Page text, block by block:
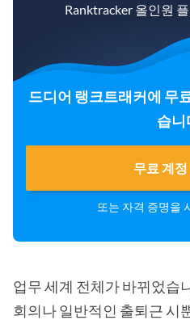
Ranktracker 올인원
드디어 랭크트래커에 무
습니
무료 계
또는 자격 증명을
업무 세계 전체가 바뀌었습
회의나 일반적인 출퇴근 시